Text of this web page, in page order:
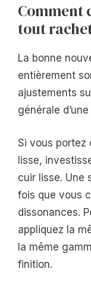
Comment
tout
La bonne
entièrement
ajustements
générale
Si vous portez
lisse,
cuir lisse. Une
fois que vous
dissonances.
appliquez la
la même
finition.